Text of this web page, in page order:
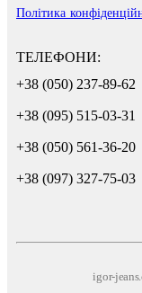
Політика
ТЕЛЕФОНИ:
+38 (050) 237-89-62
+38 (095) 515-03-31
+38 (050) 561-36-20
+38 (097) 327-75-03
igor-